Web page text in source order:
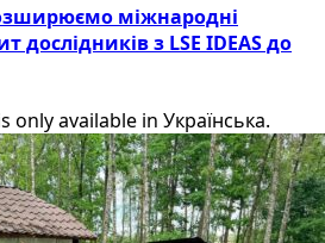
міжнародні
дослідників з LSE IDEAS до
only available in Українська.